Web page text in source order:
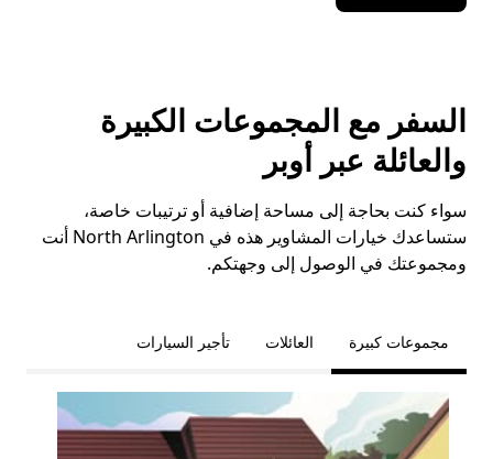
السفر مع المجموعات الكبيرة
والعائلة عبر أوبر
سواء كنت بحاجة إلى مساحة إضافية أو ترتيبات خاصة،
ستساعدك خيارات المشاوير هذه في North Arlington أنت
ومجموعتك في الوصول إلى وجهتكم.
مجموعات كبيرة العائلات تأجير السيارات